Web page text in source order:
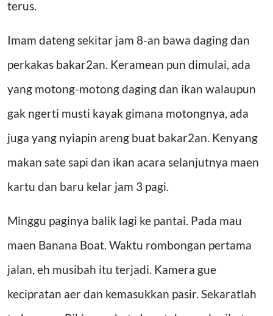
terus.
Imam dateng sekitar jam 8-an bawa daging dan
perkakas bakar2an. Keramean pun dimulai, ada
yang motong-motong daging dan ikan walaupun
gak ngerti musti kayak gimana motongnya, ada
juga yang nyiapin areng buat bakar2an. Kenyang
makan sate sapi dan ikan acara selanjutnya maen
kartu dan baru kelar jam 3 pagi.
Minggu paginya balik lagi ke pantai. Pada mau
maen Banana Boat. Waktu rombongan pertama
jalan, eh musibah itu terjadi. Kamera gue
kecipratan aer dan kemasukkan pasir. Sekaratlah